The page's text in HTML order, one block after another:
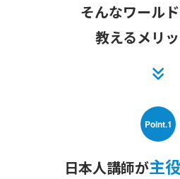
そんなワール
教えるメリ
Point.1
日本人講師が主役